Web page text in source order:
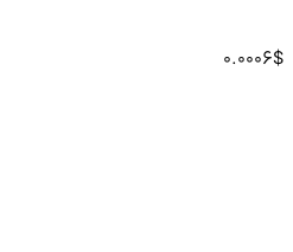
0.0006$